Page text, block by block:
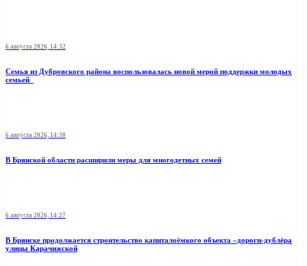
6 августа 2026, 14:32
Семья из Дубровского района воспользовалась новой мерой поддержки молодых
семьей
6 августа 2026, 14:30
В Брянской области расширили меры для многодетных семей
6 августа 2026, 14:27
В Брянске продолжается строительство капиталоёмкого объекта –дороги-дублёра
улицы Карачижской